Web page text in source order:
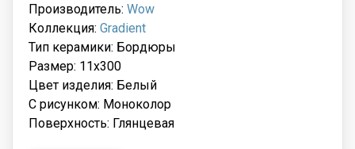
Производитель: Wow
Коллекция: Gradient
Тип керамики: Бордюры
Размер: 11x300
Цвет изделия: Белый
С рисунком: Моноколор
Поверхность: Глянцевая